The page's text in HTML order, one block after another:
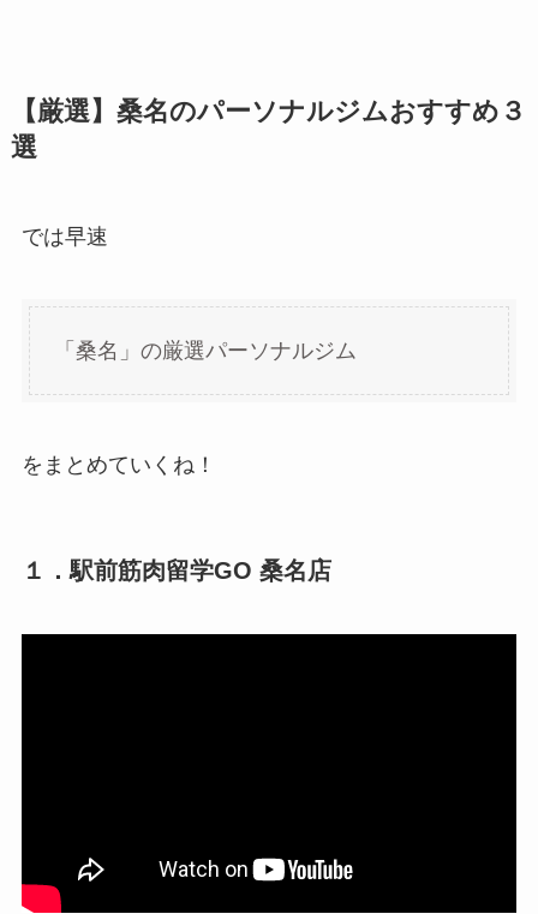
【厳選】桑名のパーソナルジムおすすめ３
選
では早速
「桑名」の厳選パーソナルジム
をまとめていくね！
１．駅前筋肉留学GO 桑名店